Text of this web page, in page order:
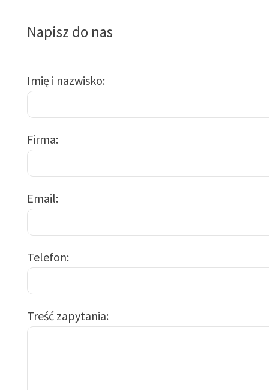
Napisz do nas
Imię i nazwisko
Firma
Email
Telefon
Treść zapytania